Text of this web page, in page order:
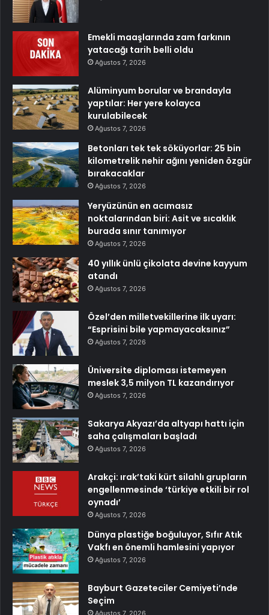
Emekli maaşlarında zam farkının
yatacağı tarih belli oldu
Ağustos 7, 2026
Alüminyum borular ve brandayla
yaptılar: Her yere kolayca
kurulabilecek
Ağustos 7, 2026
Betonları tek tek söküyorlar: 25 bin
kilometrelik nehir ağını yeniden özgür
bırakacaklar
Ağustos 7, 2026
Yeryüzünün en acımasız
noktalarından biri: Asit ve sıcaklık
burada sınır tanımıyor
Ağustos 7, 2026
40 yıllık ünlü çikolata devine kayyum
atandı
Ağustos 7, 2026
Özel’den milletvekillerine ilk uyarı:
“Esprisini bile yapmayacaksınız”
Ağustos 7, 2026
Üniversite diploması istemeyen
meslek 3,5 milyon TL kazandırıyor
Ağustos 7, 2026
Sakarya Akyazı’da altyapı hattı için
saha çalışmaları başladı
Ağustos 7, 2026
Arakçi: ırak’taki kürt silahlı grupların
engellenmesinde ‘türkiye etkili bir rol
oynadı’
Ağustos 7, 2026
Dünya plastiğe boğuluyor, Sıfır Atık
Vakfı en önemli hamlesini yapıyor
Ağustos 7, 2026
Bayburt Gazeteciler Cemiyeti’nde
Seçim
Ağustos 7, 2026